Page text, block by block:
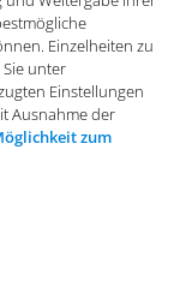
Kontakt
Einzelheiten zu
unter
Einstellungen
Ausnahme der
zum
für die einwandfreie
um das